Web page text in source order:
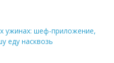
ужинах: шеф-приложение,
еду насквозь